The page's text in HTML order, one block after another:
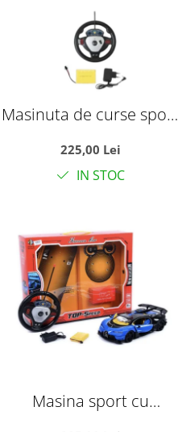
Masinuta de curse sport
volan, usi automate si
acumulator, galben, 35
225,00 Lei
IN STOC
Masina sport cu